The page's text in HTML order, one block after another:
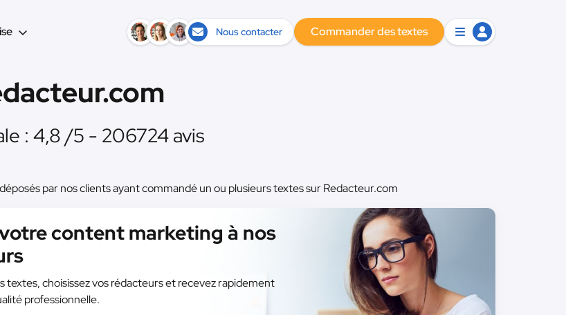
Nous contacter Commander des textes
: 4,8 /5 - 206724 avis
par nos clients ayant commandé un ou plusieurs textes sur Redacteur.com
content marketing à nos
textes, choisissez vos rédacteurs et recevez rapidement
professionnelle.